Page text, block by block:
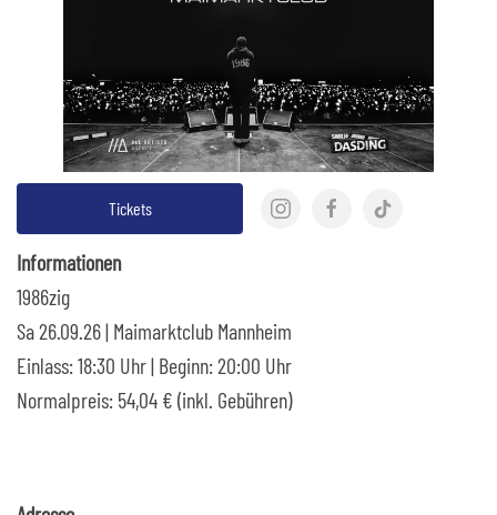
Tickets
Informationen
1986zig
Sa 26.09.26 | Maimarktclub Mannheim
Einlass: 18:30 Uhr | Beginn: 20:00 Uhr
Normalpreis: 54,04 € (inkl. Gebühren)